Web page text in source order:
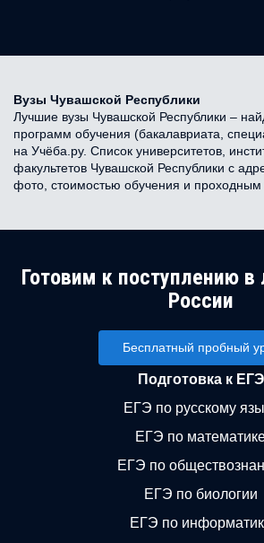
Вузы Чувашской Республики
Лучшие вузы Чувашской Республики –
программ обучения (бакалавриата,
на Учёба.ру. Список университетов,
факультетов Чувашской Республики с
фото, стоимостью обучения и проходным
Готовим к поступлению
России
Бесплатный пробный
Подготовка к ЕГЭ
ЕГЭ по русскому
ЕГЭ по
ЕГЭ по
ЕГЭ по биологии
ЕГЭ по